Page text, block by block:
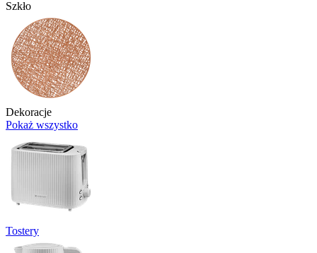
Szkło
Dekoracje
Pokaż wszystko
Tostery